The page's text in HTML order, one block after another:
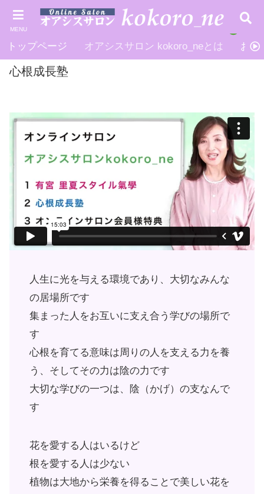
MENU
トップページ オアシスサロン kokoro_neとは お申
心根成長塾
人生に光を与える環境であり、大切なみんな
の居場所です
集まった人をお互いに支え合う学びの場所で
す
心根を育てる意味は周りの人を支える力を養
う、そしてその力は陰の力です
大切な学びの一つは、陰（かげ）の支なんで
す
花を愛する人はいるけど
根を愛する人は少ない
植物は大地から栄養を得ることで美しい花を